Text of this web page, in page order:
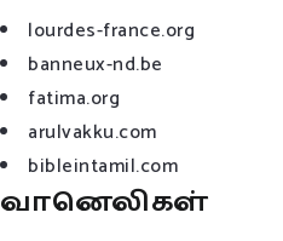
lourdes-france.org
banneux-nd.be
fatima.org
arulvakku.com
bibleintamil.com
வானெலிகள்